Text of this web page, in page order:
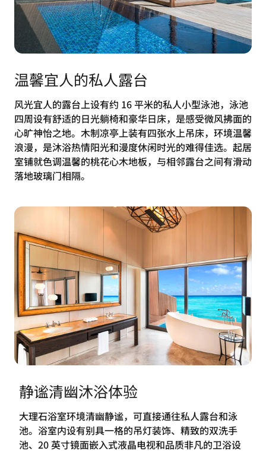
温馨宜人的私人露台
风光宜人的露台上设有约 16 平米的私人小型泳池，泳池
四周设有舒适的日光躺椅和豪华日床，是感受微风拂面的
心旷神怡之地。木制凉亭上装有四张水上吊床，环境温馨
浪漫，是沐浴热情阳光和漫度休闲时光的难得佳选。起居
室铺就色调温馨的桃花心木地板，与相邻露台之间有滑动
落地玻璃门相隔。
静谧清幽沐浴体验
大理石浴室环境清幽静谧，可直接通往私人露台和泳
池。浴室内设有别具一格的吊灯装饰、精致的双洗手
池、20 英寸镜面嵌入式液晶电视和品质非凡的卫浴设